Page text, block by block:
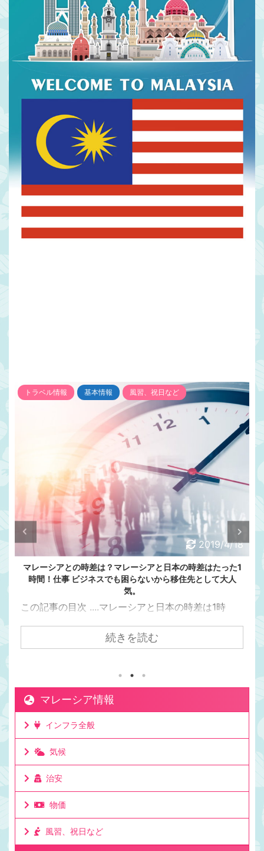
トラベル情報 基本情報 風習、祝日など
2019/4/18
マレーシアとの時差は？マレーシアと日本の時差はたった1
時間！仕事 ビジネスでも困らないから移住先として大人
気。
この記事の目次 ....マレーシアと日本の時差は1時
アラルンプールまで飛行機で7時間かかるけど時差は
1時間。マレーシアが移住先として人気の理由は時差
絡を取りやすい時差。移住して日本と仕事をしてい
る人もたくさんいる理由。ビジネスでリアルタイム
に連絡が取れるのは利点。ミーティングの時間も決
めやすいお昼休みの感覚も大体似た時間なのでわか
けど問題なし。時差としてはたった一時間 ...
続きを読む
マレーシア情報
インフラ全般
気候
治安
物価
風習、祝日など